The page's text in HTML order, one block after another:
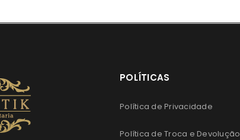
POLÍTICAS
Política de Privacidade
Política de Troca e Devolução